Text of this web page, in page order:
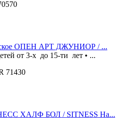
ОПЕН АРТ ДЖУНИОР / ...
от 3-х до 15-ти лет • ...
71430
ХАЛФ БОЛ / SITNESS Ha...